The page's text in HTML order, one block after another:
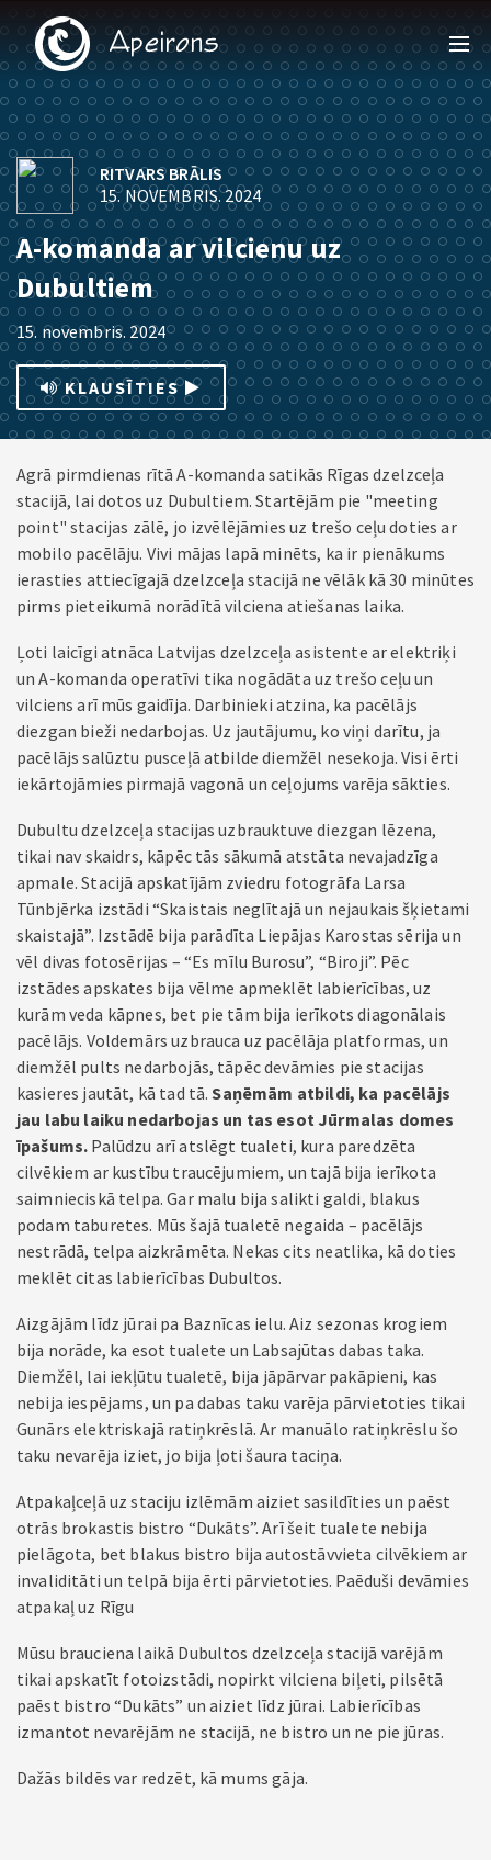
RITVARS BRĀLIS
15. NOVEMBRIS. 2024
A-komanda ar vilcienu uz
Dubultiem
15. novembris. 2024
KLAUSĪTIES
Agrā pirmdienas rītā A-komanda satikās Rīgas dzelzceļa
stacijā, lai dotos uz Dubultiem. Startējām pie "meeting
point" stacijas zālē, jo izvēlējāmies uz trešo ceļu doties ar
mobilo pacēlāju. Vivi mājas lapā minēts, ka ir pienākums
ierasties attiecīgajā dzelzceļa stacijā ne vēlāk kā 30 minūtes
pirms pieteikumā norādītā vilciena atiešanas laika.
Ļoti laicīgi atnāca Latvijas dzelzceļa asistente ar elektriķi
un A-komanda operatīvi tika nogādāta uz trešo ceļu un
vilciens arī mūs gaidīja. Darbinieki atzina, ka pacēlājs
diezgan bieži nedarbojas. Uz jautājumu, ko viņi darītu, ja
pacēlājs salūztu pusceļā atbilde diemžēl nesekoja. Visi ērti
iekārtojāmies pirmajā vagonā un ceļojums varēja sākties.
Dubultu dzelzceļa stacijas uzbrauktuve diezgan lēzena,
tikai nav skaidrs, kāpēc tās sākumā atstāta nevajadzīga
apmale. Stacijā apskatījām zviedru fotogrāfa Larsa
Tūnbjērka izstādi “Skaistais neglītajā un nejaukais šķietami
skaistajā”. Izstādē bija parādīta Liepājas Karostas sērija un
vēl divas fotosērijas – “Es mīlu Burosu”, “Biroji”. Pēc
izstādes apskates bija vēlme apmeklēt labierīcības, uz
kurām veda kāpnes, bet pie tām bija ierīkots diagonālais
pacēlājs. Voldemārs uzbrauca uz pacēlāja platformas, un
diemžēl pults nedarbojās, tāpēc devāmies pie stacijas
kasieres jautāt, kā tad tā.Saņēmām atbildi, ka pacēlājs
jau labu laiku nedarbojas un tas esot Jūrmalas domes
īpašums. Palūdzu arī atslēgt tualeti, kura paredzēta
cilvēkiem ar kustību traucējumiem, un tajā bija ierīkota
saimnieciskā telpa. Gar malu bija salikti galdi, blakus
podam taburetes. Mūs šajā tualetē negaida – pacēlājs
nestrādā, telpa aizkrāmēta. Nekas cits neatlika, kā doties
meklēt citas labierīcības Dubultos.
Aizgājām līdz jūrai pa Baznīcas ielu. Aiz sezonas krogiem
bija norāde, ka esot tualete un Labsajūtas dabas taka.
Diemžēl, lai iekļūtu tualetē, bija jāpārvar pakāpieni, kas
nebija iespējams, un pa dabas taku varēja pārvietoties tikai
Gunārs elektriskajā ratiņkrēslā. Ar manuālo ratiņkrēslu šo
taku nevarēja iziet, jo bija ļoti šaura taciņa.
Atpakaļceļā uz staciju izlēmām aiziet sasildīties un paēst
otrās brokastis bistro “Dukāts”. Arī šeit tualete nebija
pielāgota, bet blakus bistro bija autostāvvieta cilvēkiem ar
invaliditāti un telpā bija ērti pārvietoties. Paēduši devāmies
atpakaļ uz Rīgu
Mūsu brauciena laikā Dubultos dzelzceļa stacijā varējām
tikai apskatīt fotoizstādi, nopirkt vilciena biļeti, pilsētā
paēst bistro “Dukāts” un aiziet līdz jūrai. Labierīcības
izmantot nevarējām ne stacijā, ne bistro un ne pie jūras.
Dažās bildēs var redzēt, kā mums gāja.